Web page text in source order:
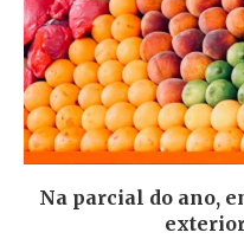
Na parcial do ano,